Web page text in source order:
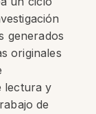
generados
originales
lectura y
de